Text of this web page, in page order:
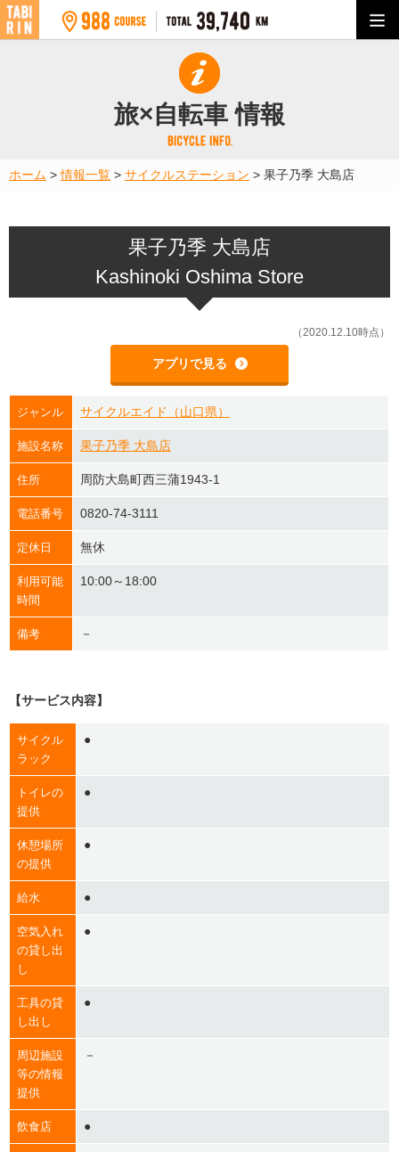
旅×自転車 情報
ホーム >情報一覧 > サイクルステーション > 果子乃季 大島店
果子乃季 大島店
Kashinoki Oshima Store
（2020.12.10時点）
アプリで見る
ジャンル サイクルエイド（山口県）
施設名称 果子乃季 大島店
住所 周防大島町西三蒲1943-1
電話番号 0820-74-3111
定休日 無休
利用可能
時間
10:00～18:00
備考 －
【サービス内容】
サイクル
ラック
●
トイレの
提供
●
休憩場所
の提供
●
給水 ●
空気入れ
の貸し出
し
●
工具の貸
し出し
●
周辺施設
等の情報
提供
－
飲食店 ●